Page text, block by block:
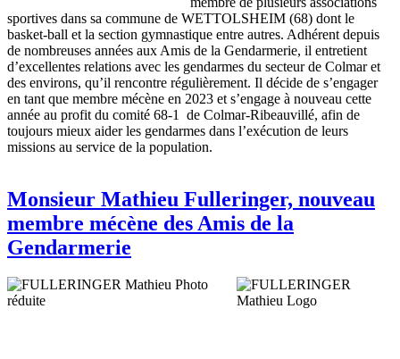
sportives dans sa commune de WETTOLSHEIM (68) dont le
basket-ball et la section gymnastique entre autres. Adhérent depuis
de nombreuses années aux Amis de la Gendarmerie, il entretient
d’excellentes relations avec les gendarmes du secteur de Colmar et
des environs, qu’il rencontre régulièrement. Il décide de s’engager
en tant que membre mécène en 2023 et s’engage à nouveau cette
année au profit du comité 68-1 de Colmar-Ribeauvillé, afin de
toujours mieux aider les gendarmes dans l’exécution de leurs
missions au service de la population.
Monsieur Mathieu Fulleringer, nouveau
membre mécène des Amis de la
Gendarmerie